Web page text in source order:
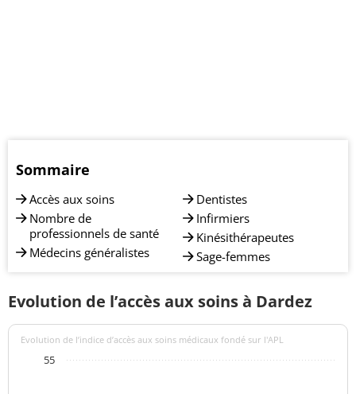
Sommaire
Accès aux soins
Nombre de
professionnels de santé
Médecins généralistes
Dentistes
Infirmiers
Kinésithérapeutes
Sage-femmes
Evolution de l’accès aux soins à Dardez
Evolution de l’indice d’accès aux soins médicaux fondé sur l'APL
55